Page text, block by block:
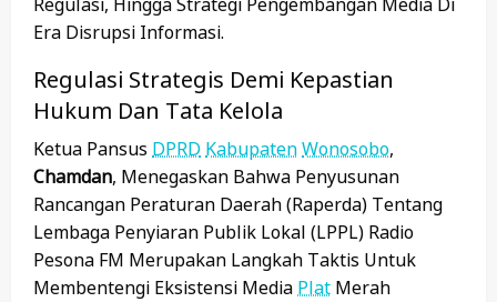
Era Disrupsi Informasi.
Regulasi Strategis Demi Kepastian
Hukum Dan Tata Kelola
Ketua Pansus DPRD KabupatenWonosobo,
Chamdan, Menegaskan Bahwa Penyusunan
Rancangan Peraturan Daerah (Raperda) Tentang
Lembaga Penyiaran Publik Lokal (LPPL) Radio
Pesona FM Merupakan Langkah Taktis Untuk
Membentengi Eksistensi Media Plat Merah